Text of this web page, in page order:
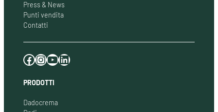
Press & News
Punti vendita
Contatti
Facebook Instagram YouTube LinkedIn
PRODOTTI
Dadocrema